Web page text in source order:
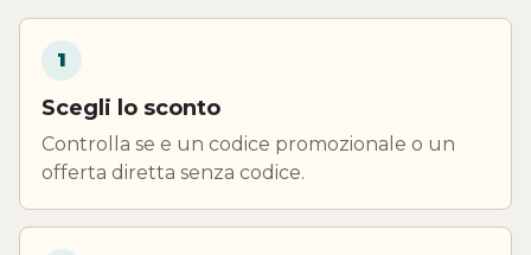
1
Scegli lo sconto
Controlla se e un codice promozionale o un
offerta diretta senza codice.